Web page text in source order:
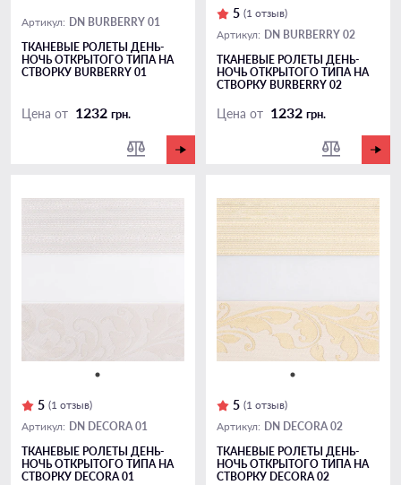
Артикул: DN BURBERRY 01
ТКАНЕВЫЕ РОЛЕТЫ ДЕНЬ-
НОЧЬ ОТКРЫТОГО ТИПА НА
СТВОРКУ BURBERRY 01
Цена от 1232 грн.
5 (1 отзыв)
Артикул: DN BURBERRY 02
ТКАНЕВЫЕ РОЛЕТЫ ДЕНЬ-
НОЧЬ ОТКРЫТОГО ТИПА НА
СТВОРКУ BURBERRY 02
Цена от 1232 грн.
5 (1 отзыв)
Артикул: DN DECORA 01
ТКАНЕВЫЕ РОЛЕТЫ ДЕНЬ-
НОЧЬ ОТКРЫТОГО ТИПА НА
СТВОРКУ DECORA 01
5 (1 отзыв)
Артикул: DN DECORA 02
ТКАНЕВЫЕ РОЛЕТЫ ДЕНЬ-
НОЧЬ ОТКРЫТОГО ТИПА НА
СТВОРКУ DECORA 02